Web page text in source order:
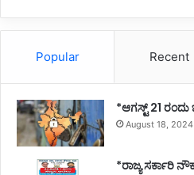
Popular Recent
*ಆಗಸ್ಟ್ 21
August 18, 2024
*ರಾಜ್ಯ ಸರ್ಕಾರಿ